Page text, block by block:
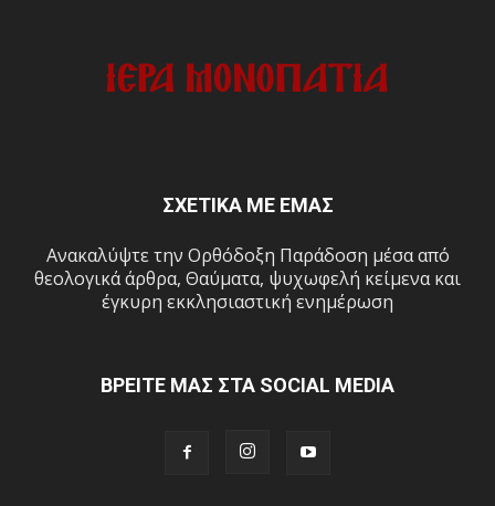
ΣΧΕΤΙΚΑ ΜΕ ΕΜΑΣ
Ανακαλύψτε την Ορθόδοξη Παράδοση μέσα από
θεολογικά άρθρα, Θαύματα, ψυχωφελή κείμενα και
έγκυρη εκκλησιαστική ενημέρωση
ΒΡΕΙΤΕ ΜΑΣ ΣΤΑ SOCIAL MEDIA